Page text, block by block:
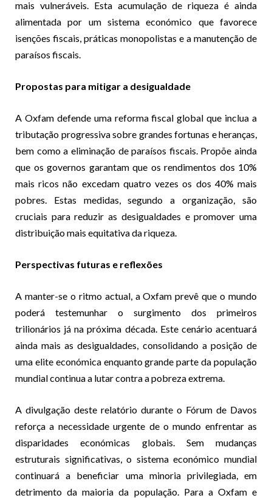
mais vulneráveis. Esta acumulação de riqueza é ainda
alimentada por um sistema económico que favorece
isenções fiscais, práticas monopolistas e a manutenção de
paraísos fiscais.
Propostas para mitigar a desigualdade
A Oxfam defende uma reforma fiscal global que inclua a
tributação progressiva sobre grandes fortunas e heranças,
bem como a eliminação de paraísos fiscais. Propõe ainda
que os governos garantam que os rendimentos dos 10%
mais ricos não excedam quatro vezes os dos 40% mais
pobres. Estas medidas, segundo a organização, são
cruciais para reduzir as desigualdades e promover uma
distribuição mais equitativa da riqueza.
Perspectivas futuras e reflexões
A manter-se o ritmo actual, a Oxfam prevê que o mundo
poderá testemunhar o surgimento dos primeiros
trilionários já na próxima década. Este cenário acentuará
ainda mais as desigualdades, consolidando a posição de
uma elite económica enquanto grande parte da população
mundial continua a lutar contra a pobreza extrema.
A divulgação deste relatório durante o Fórum de Davos
reforça a necessidade urgente de o mundo enfrentar as
disparidades económicas globais. Sem mudanças
estruturais significativas, o sistema económico mundial
continuará a beneficiar uma minoria privilegiada, em
detrimento da maioria da população. Para a Oxfam e